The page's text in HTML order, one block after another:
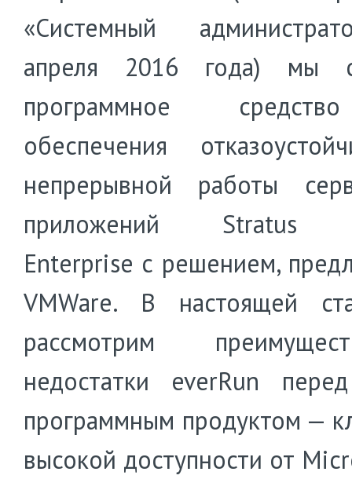
«Системный
апреля 2016 года) мы
программное
обеспечения
непрерывной работы
приложений Stratus
Enterprise с решением,
VMWare. В настоящей
рассмотрим
недостатки everRun
программным продуктом —
высокой доступности от